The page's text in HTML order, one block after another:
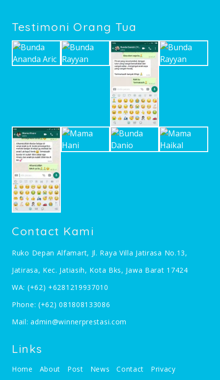
Testimoni Orang Tua
Contact Kami
Ruko Depan Alfamart, Jl. Raya Villa Jatirasa No.13,
Jatirasa, Kec. Jatiasih, Kota Bks, Jawa Barat 17424
WA: (+62) +6281219937010
Phone: (+62) 081808133086
Mail:admin@winnerprestasi.com
Links
Home About Post News Contact
Privacy